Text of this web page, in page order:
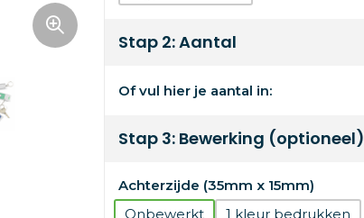
Stap 2: Aantal
Of vul hier je aantal in:
Stap 3: Bewerking (optioneel)
Achterzijde (35mm x 15mm)
Onbewerkt
1